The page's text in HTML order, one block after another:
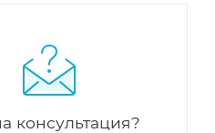
консультация?